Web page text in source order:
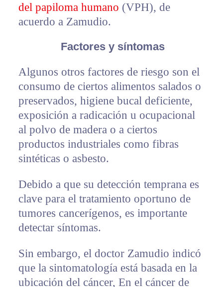
del papiloma humano (VPH), de
acuerdo a Zamudio.
Factores y síntomas
Algunos otros factores de riesgo son el
consumo de ciertos alimentos salados o
preservados, higiene bucal deficiente,
exposición a radicación u ocupacional
al polvo de madera o a ciertos
productos industriales como fibras
sintéticas o asbesto.
Debido a que su detección temprana es
clave para el tratamiento oportuno de
tumores cancerígenos, es importante
detectar síntomas.
Sin embargo, el doctor Zamudio indicó
que la sintomatología está basada en la
ubicación del cáncer, En el cáncer de